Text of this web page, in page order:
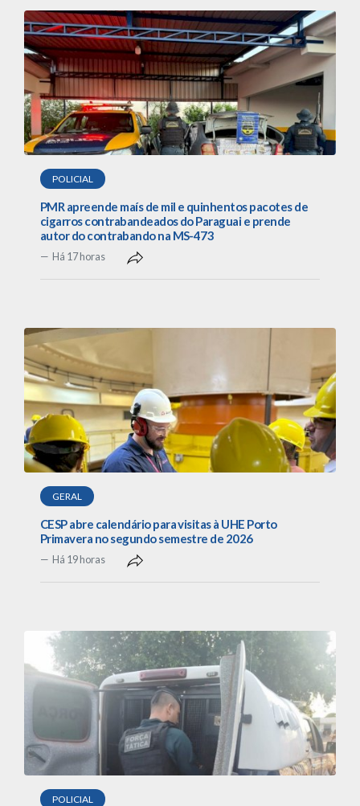
POLICIAL
PMR apreende maís de mil e quinhentos pacotes de
cigarros contrabandeados do Paraguai e prende
autor do contrabando na MS-473
Há 17 horas
GERAL
CESP abre calendário para visitas à UHE Porto
Primavera no segundo semestre de 2026
Há 19 horas
POLICIAL